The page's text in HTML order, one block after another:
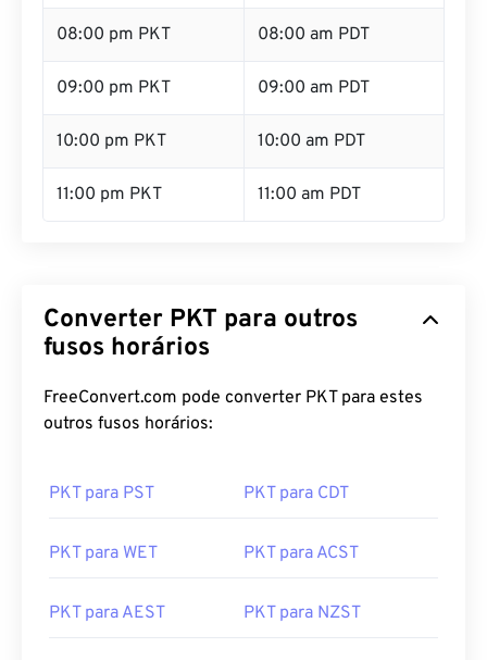
08:00 pm PKT 08:00 am PDT
09:00 pm PKT 09:00 am PDT
10:00 pm PKT 10:00 am PDT
11:00 pm PKT 11:00 am PDT
Converter PKT para outros
fusos horários
FreeConvert.com pode converter PKT para estes
outros fusos horários:
PKT para PST PKT para CDT
PKT para WET PKT para ACST
PKT para AEST PKT para NZST